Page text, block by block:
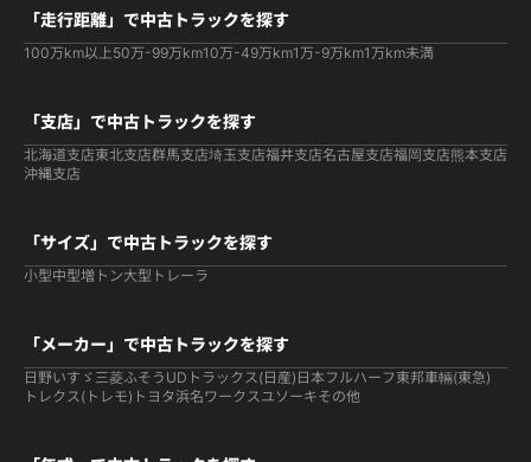
「走行距離」で中古トラックを探す
100万km以上50万-99万km10万-49万km1万-9万km1万km未満
「支店」で中古トラックを探す
北海道支店東北支店群馬支店埼玉支店福井支店名古屋支店福岡支店熊本支店
沖縄支店
「サイズ」で中古トラックを探す
小型中型増トン大型 トレーラ
「メーカー」で中古トラックを探す
日野いすゞ 三菱ふそう UDトラックス(日産) 日本フルハーフ 東邦車輛(東急)
トレクス(トレモ) トヨタ浜名ワークスユソーキその他